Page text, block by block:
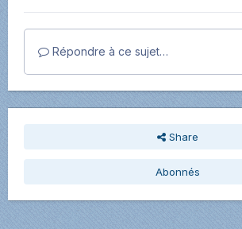
Répondre à ce sujet…
Share
Abonnés